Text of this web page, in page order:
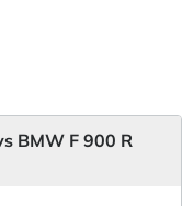
BMW F 900 R